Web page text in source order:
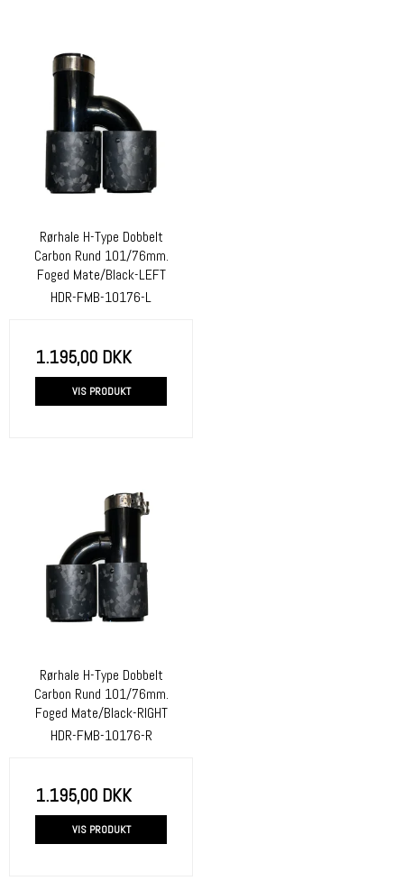
Rørhale H-Type Dobbelt
Carbon Rund 101/76mm.
Foged Mate/Black-LEFT
HDR-FMB-10176-L
1.195,00 DKK
VIS PRODUKT
Rørhale H-Type Dobbelt
Carbon Rund 101/76mm.
Foged Mate/Black-RIGHT
HDR-FMB-10176-R
1.195,00 DKK
VIS PRODUKT